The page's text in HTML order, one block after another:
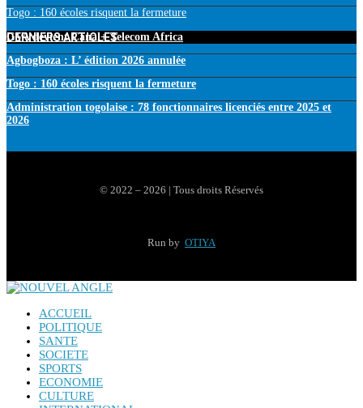
Togo : 160 écoles risquent la fermeture
DERNIERS ARTICLES
GVA devient Canal+ Telecom Africa
Agbogboza : L’ édition 2026 annulée
Togo : 160 écoles risquent la fermeture
Administration togolaise : 78 fonctionnaires licenciés entre 2025 et
2026
© 2022 – 2026 | Tous droits Réservés
Run by OTIYA
ACCUEIL
POLITIQUE
SANTE
SOCIETE
SPORTS
ECONOMIE
CULTURE